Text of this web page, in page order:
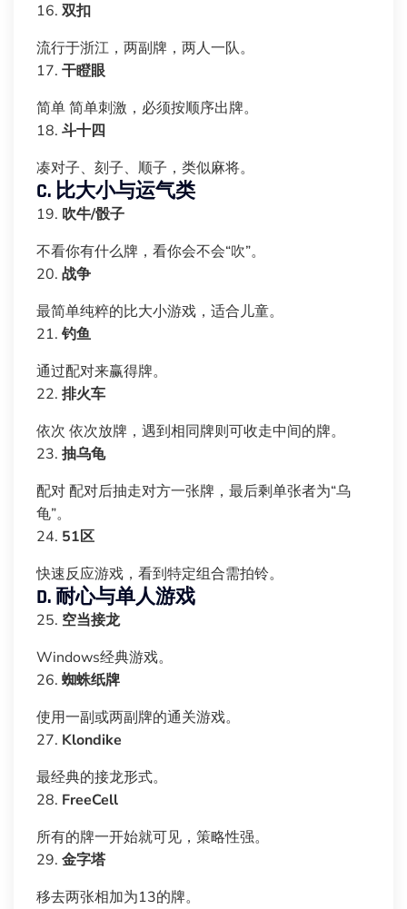
16. 双扣
流行于浙江，两副牌，两人一队。
17. 干瞪眼
简单 简单刺激，必须按顺序出牌。
18. 斗十四
凑对子、刻子、顺子，类似麻将。
C. 比大小与运气类
19. 吹牛/骰子
不看你有什么牌，看你会不会“吹”。
20. 战争
最简单纯粹的比大小游戏，适合儿童。
21. 钓鱼
通过配对来赢得牌。
22. 排火车
依次 依次放牌，遇到相同牌则可收走中间的牌。
23. 抽乌龟
配对 配对后抽走对方一张牌，最后剩单张者为“乌
龟”。
24. 51区
快速反应游戏，看到特定组合需拍铃。
D. 耐心与单人游戏
25. 空当接龙
Windows经典游戏。
26. 蜘蛛纸牌
使用一副或两副牌的通关游戏。
27. Klondike
最经典的接龙形式。
28. FreeCell
所有的牌一开始就可见，策略性强。
29. 金字塔
移去两张相加为13的牌。